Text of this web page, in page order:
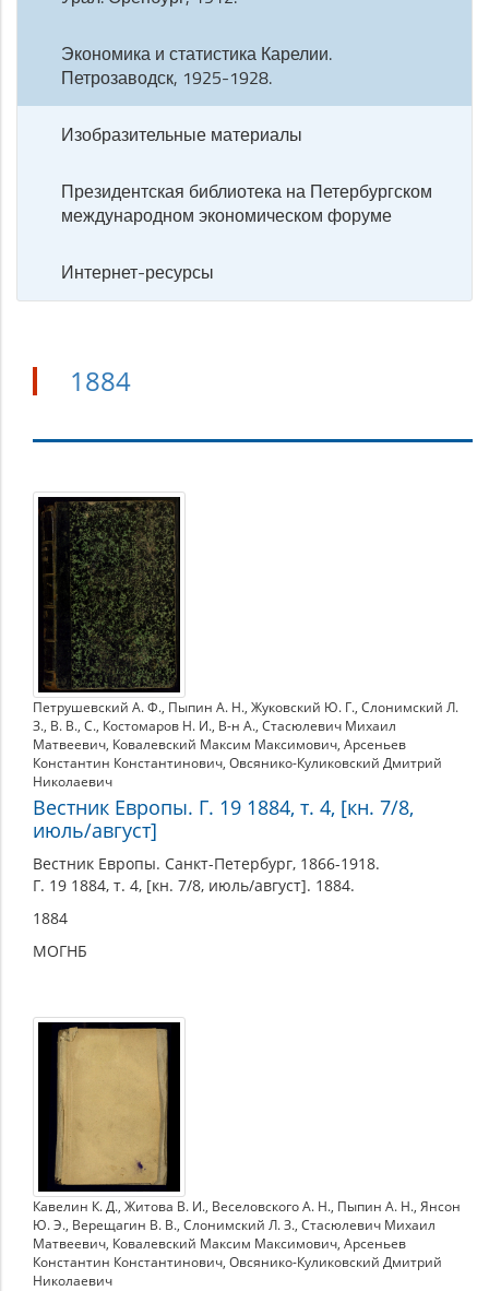
Экономика и статистика Карелии.
Петрозаводск, 1925-1928.
Изобразительные материалы
Президентская библиотека на Петербургском
международном экономическом форуме
Интернет-ресурсы
1884
1884
Петрушевский А. Ф., Пыпин А. Н., Жуковский Ю. Г., Слонимский Л.
З., В. В., С., Костомаров Н. И., В-н А., Стасюлевич Михаил
Матвеевич, Ковалевский Максим Максимович, Арсеньев
Константин Константинович, Овсянико-Куликовский Дмитрий
Николаевич
Вестник Европы. Г. 19 1884, т. 4, [кн. 7/8,
июль/август]
Вестник Европы. Санкт-Петербург, 1866-1918.
Г. 19 1884, т. 4, [кн. 7/8, июль/август]. 1884.
1884
МОГНБ
Кавелин К. Д., Житова В. И., Веселовского А. Н., Пыпин А. Н., Янсон
Ю. Э., Верещагин В. В., Слонимский Л. З., Стасюлевич Михаил
Матвеевич, Ковалевский Максим Максимович, Арсеньев
Константин Константинович, Овсянико-Куликовский Дмитрий
Николаевич